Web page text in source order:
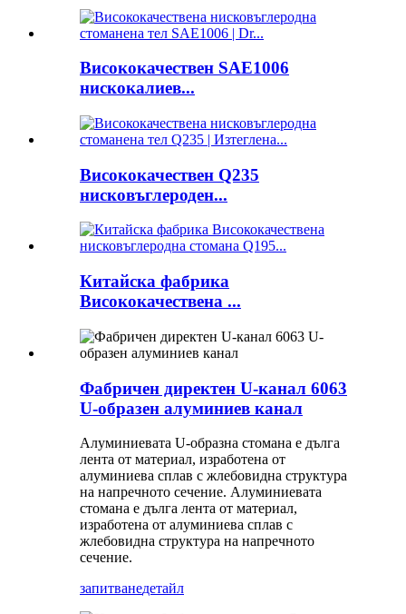
Висококачествен SAE1006
нискокалиев...
Висококачествен Q235
нисковъглероден...
Китайска фабрика
Висококачествена ...
Фабричен директен U-канал 6063
U-образен алуминиев канал
Алуминиевата U-образна стомана е дълга
лента от материал, изработена от
алуминиева сплав с жлебовидна структура
на напречното сечение. Алуминиевата
стомана е дълга лента от материал,
изработена от алуминиева сплав с
жлебовидна структура на напречното
сечение.
запитванедетайл